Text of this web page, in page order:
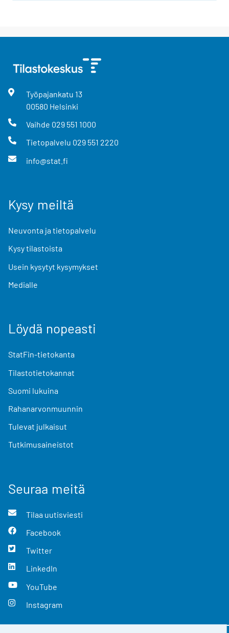
Työpajankatu 13
00580 Helsinki
Vaihde 029 551 1000
Tietopalvelu 029 551 2220
info@stat.fi
Kysy meiltä
Neuvonta ja tietopalvelu
Kysy tilastoista
Usein kysytyt kysymykset
Medialle
Löydä nopeasti
StatFin-tietokanta
Tilastotietokannat
Suomi lukuina
Rahanarvonmuunnin
Tulevat julkaisut
Tutkimusaineistot
Seuraa meitä
Tilaa uutisviesti
Facebook
Twitter
LinkedIn
YouTube
Instagram